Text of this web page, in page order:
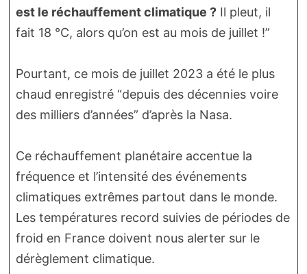
est le réchauffement climatique ?Il pleut, il
fait 18 °C, alors qu’on est au mois de juillet !”
Pourtant, ce mois de juillet 2023 a été le plus
chaud enregistré “depuis des décennies voire
des milliers d’années” d’après la Nasa.
Ce réchauffement planétaire accentue la
fréquence et l’intensité des événements
climatiques extrêmes partout dans le monde.
Les températures record suivies de périodes de
froid en France doivent nous alerter sur le
dérèglement climatique.